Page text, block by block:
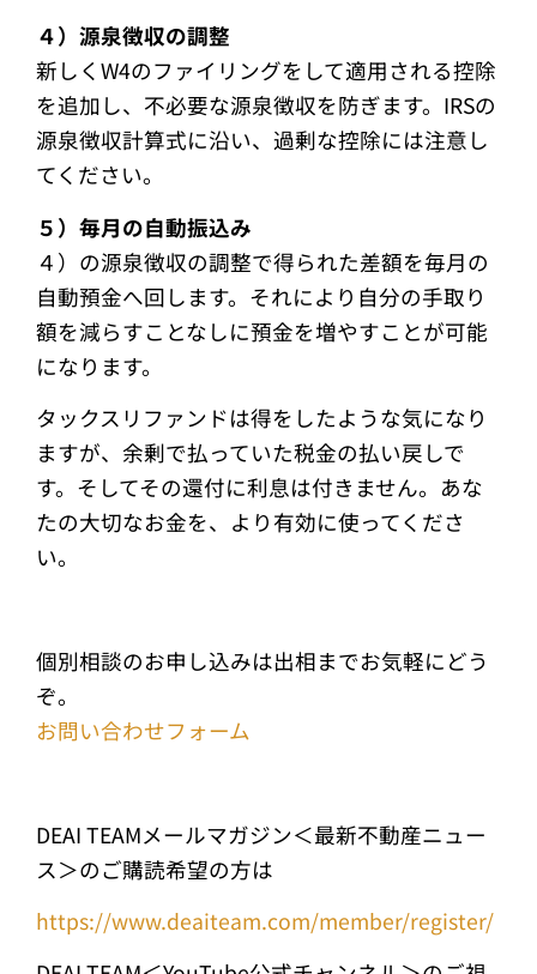
４）源泉徴収の調整
新しくW4のファイリングをして適用される控除
を追加し、不必要な源泉徴収を防ぎます。IRSの
源泉徴収計算式に沿い、過剰な控除には注意し
てください。
５）毎月の自動振込み
４）の源泉徴収の調整で得られた差額を毎月の
自動預金へ回します。それにより自分の手取り
額を減らすことなしに預金を増やすことが可能
になります。
タックスリファンドは得をしたような気になり
ますが、余剰で払っていた税金の払い戻しで
す。そしてその還付に利息は付きません。あな
たの大切なお金を、より有効に使ってくださ
い。
個別相談のお申し込みは出相までお気軽にどう
ぞ。
お問い合わせフォーム
DEAI TEAMメールマガジン＜最新不動産ニュー
ス＞のご購読希望の方は
https://www.deaiteam.com/member/register/